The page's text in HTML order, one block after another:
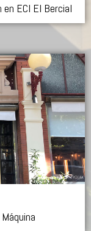
ECI El Bercial